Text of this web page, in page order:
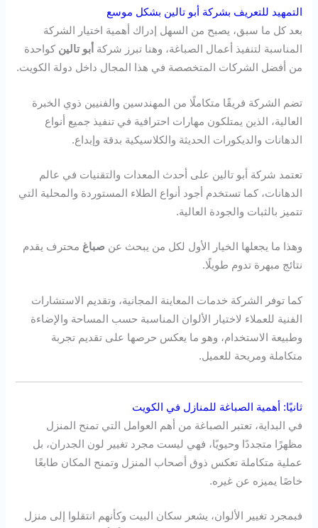
التمهيد للتعريف بشركة أبو تالين بشكل موسع
بعد كل ما سبق، يصبح من السهل إدراك أهمية اختيار الشركة
المناسبة لتنفيذ أعمال الصباغة، وهنا تبرز شركة أبو تالين كواحدة
من أفضل الشركات المتخصصة في هذا المجال داخل دولة الكويت.
تضم الشركة فريقًا متكاملًا من المهندسين والفنيين ذوي الخبرة
العالية، الذين يمتلكون مهارات احترافية في تنفيذ جميع أنواع
الدهانات والديكورات الحديثة والكلاسيكية بدقة وإبداع.
تعتمد شركة أبو تالين على أحدث المعدات والتقنيات في عالم
الدهانات، كما تستخدم أجود أنواع الطلاء المستوردة والمحلية التي
تتميز بالثبات والجودة العالية.
وهذا ما يجعلها الخيار الأول لكل من يبحث عن صباغ محترف يقدم
نتائج مبهرة تدوم طويلًا.
كما توفر الشركة خدمات المعاينة المجانية، وتقديم الاستشارات
الفنية للعملاء لاختيار الألوان المناسبة حسب المساحة والإضاءة
وطبيعة الاستخدام، وهو ما يعكس حرصها على تقديم تجربة
متكاملة ومريحة للعميل.
ثانيًا: أهمية الصباغة للمنازل في الكويت
في البداية، تعتبر الصباغة من أهم العوامل التي تمنح المنزل
مظهرًا متجددًا وحيويًا، فهي ليست مجرد تغيير لون الجدران، بل
عملية متكاملة تعكس ذوق أصحاب المنزل وتمنح المكان طابعًا
خاصًا يميزه عن غيره.
فبمجرد تغيير الألوان، يشعر سكان البيت وكأنهم انتقلوا إلى منزل